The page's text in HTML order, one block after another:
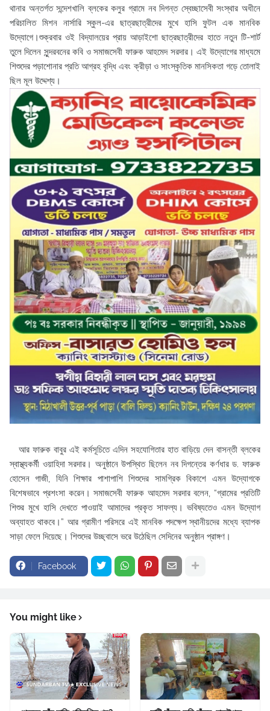
থানার অন্তর্গত সন্দেশখালি ব্লকের কলুর গ্রামে নব দিগন্ত স্বেচ্ছাসেবী সংস্থার অধীনে
পরিচালিত মিশন নার্সারি স্কুল-এর ছাত্রছাত্রীদের মুখে হাসি ফুটল এক মানবিক
উদ্যোগে।শুক্রবার ওই বিদ্যালয়ের প্রায় আড়াইশো ছাত্রছাত্রীদের হাতে নতুন টি-শার্ট
তুলে দিলেন সুন্দরবনের কবি ও সমাজসেবী ফারুক আহমেদ সরদার। এই উদ্যোগের মাধ্যমে
শিশুদের পড়াশোনার প্রতি আগ্রহ বৃদ্ধি এবং ক্রীড়া ও সাংস্কৃতিক মানসিকতা গড়ে তোলাই
ছিল মূল উদ্দেশ্য।
আর ফারুক বাবুর এই কর্মসূচিতে এদিন সহযোগিতার হাত বাড়িয়ে দেন বাসন্তী ব্লকের
স্বাস্থ্যকর্মী ওয়াহিদা সরদার। অনুষ্ঠানে উপস্থিত ছিলেন নব দিগন্তের কর্ণধার ড. ফারুক
হোসেন গাজী, যিনি শিক্ষার পাশাপাশি শিশুদের সামগ্রিক বিকাশে এমন উদ্যোগকে
বিশেষভাবে প্রশংসা করেন। সমাজসেবী ফারুক আহমেদ সরদার বলেন, “গ্রামের প্রতিটি
শিশুর মুখে হাসি দেখতে পাওয়াই আমাদের প্রকৃত সাফল্য। ভবিষ্যতেও এমন উদ্যোগ
অব্যাহত থাকবে।” আর গ্রামীণ পরিসরে এই মানবিক পদক্ষেপ স্থানীয়দের মধ্যে ব্যাপক
সাড়া ফেলে দিয়েছে। শিশুদের উচ্ছ্বাসে ভরে উঠেছিল সেদিনের অনুষ্ঠান প্রাঙ্গণ।
Facebook
You might like